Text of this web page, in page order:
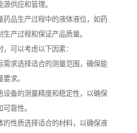
供应和管理。
药品生产过程中的液体液位，如药
产过程和保证产品质量。
可以考虑以下因素：
需求选择适合的测量范围，确保能
求。
设备的测量精度和稳定性，以确保
靠性。
的性质选择适合的材料，以确保液